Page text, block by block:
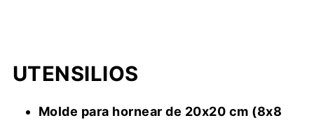
UTENSILIOS
Molde para hornear de 20x20 cm (8x8